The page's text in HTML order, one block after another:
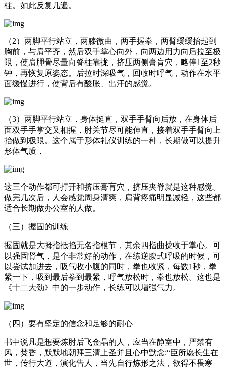
柱。如此反复几遍。
（2）两脚平行站立，两膝微曲，两手握拳，两臂缓缓抬起到
胸前，与肩平齐，然后双手掌心向外，向两边用力向后拉至极
限，使肩胛骨尽量向脊柱靠拢，挤压两侧膏肓穴，略停1至2秒
钟，再恢复原姿态。后拉时深吸气，回收时呼气，动作在水平
面缓慢进行，使背后有酸胀、出汗的感觉。
（3）两脚平行站立，身体挺直，双手手臂向后放，在身体后
面双手手掌交叉相握，肘关节尽可能伸直，接着双手手臂向上
抬做到极限。这个属于形体礼仪训练的一种，长期做可以提升
形体气质，
这三个动作都可打开和挤压膏肓穴，挤压夹脊就是这种感觉。
做完几次后，人会感觉周身清爽，肩背疼痛明显减轻，这些都
适合长期做办公室的人做。
（三）握固的训练
握固就是大拇指抵掐无名指根节，其余四指曲拢收于掌心。可
以强固肾气，是个非常好的动作，在练逆腹式呼吸的时候，可
以尝试加进去，吸气收小腹的同时，拳也收紧，每数1秒，拳
紧一下，吸到最后拳到最紧，呼气放松时，拳也放松。这也是
《十二大劲》中的一步动作，长练可以增强气力。
（四）要有坚定的信念和足够的耐心
书中说凡是想要炼肘后飞金晶的人，应当在静室中，严禁有
风，焚香，默默地朝拜三清上圣并且心中默念:“臣所愿长生在
世，传行大道，演化告人，当先自行炼形之法，欲得不畏寒